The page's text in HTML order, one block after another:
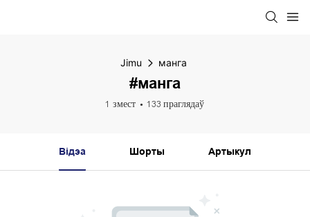
Jimu манга
#манга
1 змест 133 праглядаў
Відэа Шорты Артыкул